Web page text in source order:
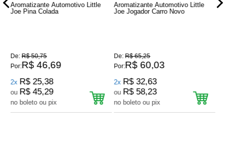
Aromatizante Automotivo Little
Joe Pina Colada
De:R$ 50,75
Por:R$ 46,69
2x R$ 25,38
ou R$ 45,29
no boleto ou pix
Aromatizante Automotivo Little
Joe Jogador Carro Novo
De:R$ 65,25
Por:R$ 60,03
2x R$ 32,63
ou R$ 58,23
no boleto ou pix